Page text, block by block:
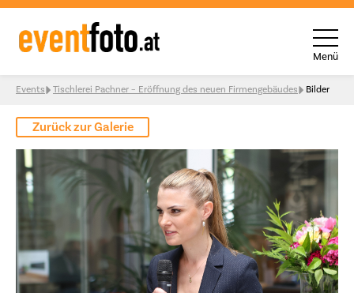
Skip to content
Menü
Events Tischlerei Pachner – Eröffnung des neuen Firmengebäudes Bilder
Zurück zur Galerie